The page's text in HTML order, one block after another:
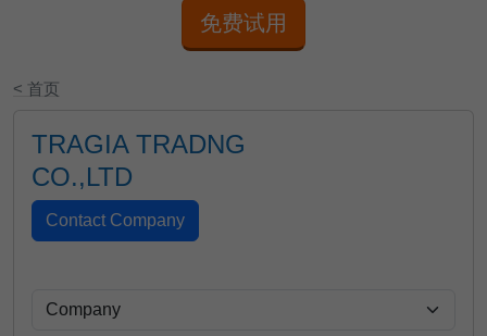
免费试用
< 首页
TRAGIA TRADNG
CO.,LTD